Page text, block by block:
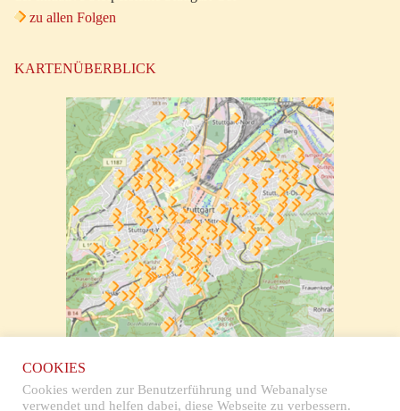
zu allen Folgen
KARTENÜBERBLICK
COOKIES
Cookies werden zur Benutzerführung und Webanalyse
verwendet und helfen dabei, diese Webseite zu verbessern.